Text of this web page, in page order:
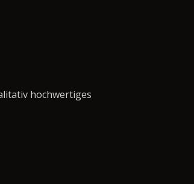
hochwertiges